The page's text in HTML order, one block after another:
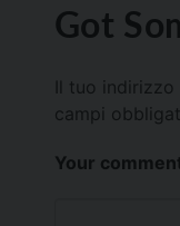
Got
Il tuo
campi
Your